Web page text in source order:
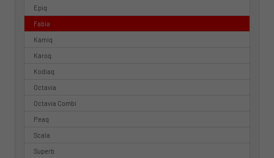
Epiq
Fabia
Kamiq
Karoq
Kodiaq
Octavia
Octavia Combi
Peaq
Scala
Superb